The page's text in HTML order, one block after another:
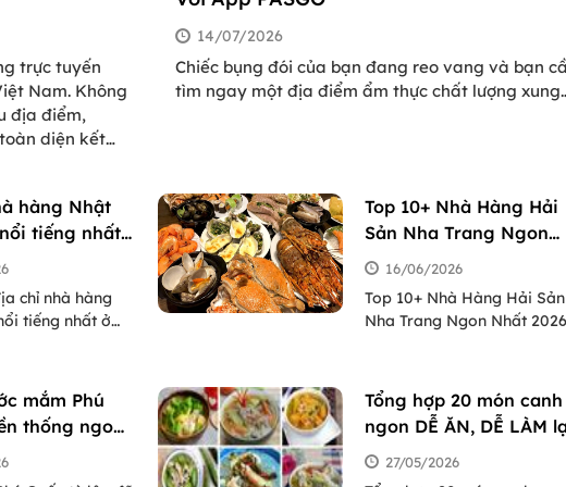
trực tuyến
Nam. Không
địa điểm,
diện kết
và nhiều
Nam
14/07/2026
Chiếc bụng đói của bạn đang reo vang và bạn
tìm ngay một địa điểm ẩm thực chất lượng xung
ưng ý chỉ trong vòng 60 giây!
hàng Nhật
tiếng nhất
chỉ nhà hàng
tiếng nhất ở
nhé.
Top 10+ Nhà Hàng Hải
Sản Nha Trang Ngon
Nhất 2026 | Menu, Đặt
16/06/2026
Top 10+ Nhà Hàng Hải Sản
Nha Trang Ngon Nhất
mắm Phú
thống ngon
quà và địa
Tổng hợp 20 món canh
ngon DỄ ĂN, DỄ LÀM
đưa cơm
27/05/2026